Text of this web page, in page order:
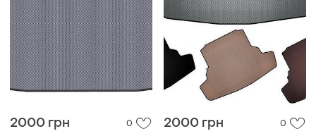
2000 грн 0 2000 грн 0